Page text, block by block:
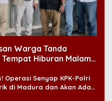
Warga Tanda
Hiburan Malam
Operasi Senyap KPK-Polri
di Madura dan Akan Ada